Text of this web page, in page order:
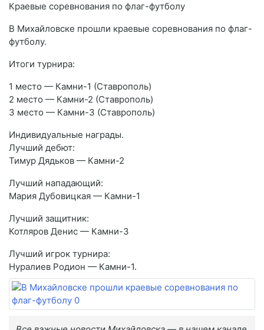
Краевые соревнования по флаг-футболу
В Михайловске прошли краевые соревнования по флаг-
футболу.
Итоги турнира:
1 место — Камни-1 (Ставрополь)
2 место — Камни-2 (Ставрополь)
3 место — Камни-3 (Ставрополь)
Индивидуальные награды.
Лучший дебют:
Тимур Дядьков — Камни-2
Лучший нападающий:
Мария Дубовицкая — Камни-1
Лучший защитник:
Котляров Денис — Камни-3
Лучший игрок турнира:
Нуралиев Родион — Камни-1.